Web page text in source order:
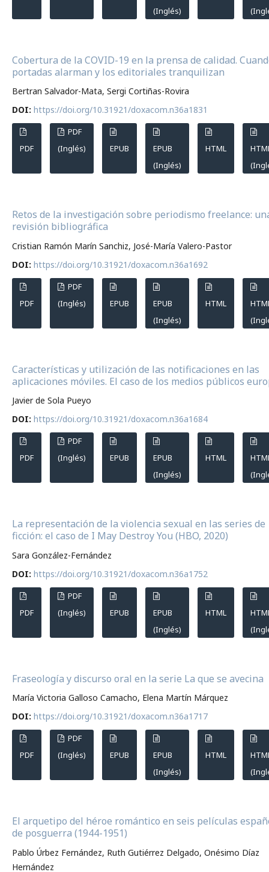
(Inglés)
Cobertura de la COVID-19 en la prensa de calidad.
portadas alarman y los editoriales tranquilizan
Bertran Salvador-Mata, Sergi Cortiñas-Rovira
DOI: https://doi.org/10.31921/doxacom.n36a1831
PDF
PDF
(Inglés)
EPUB
EPUB
(Inglés)
HTML
Retos de la investigación sobre periodismo freelance:
revisión bibliográfica
Cristian Ramón Marín Sanchiz, José-María Valero-Pastor
DOI: https://doi.org/10.31921/doxacom.n36a1692
PDF
PDF
(Inglés)
EPUB
EPUB
(Inglés)
HTML
Características y utilización de las notificaciones en las
aplicaciones móviles. El caso de los medios públicos
Javier de Sola Pueyo
DOI: https://doi.org/10.31921/doxacom.n36a1684
PDF
PDF
(Inglés)
EPUB
EPUB
(Inglés)
HTML
La representación de la violencia sexual en las series de
ficción: el caso de I May Destroy You (HBO, 2020)
Sara González-Fernández
DOI: https://doi.org/10.31921/doxacom.n36a1752
PDF
PDF
(Inglés)
EPUB
EPUB
(Inglés)
HTML
Fraseología y discurso oral en la serie La que se avecina
María Victoria Galloso Camacho, Elena Martín Márquez
DOI: https://doi.org/10.31921/doxacom.n36a1717
PDF
PDF
(Inglés)
EPUB
EPUB
(Inglés)
HTML
El arquetipo del héroe romántico en seis películas
de posguerra (1944-1951)
Pablo Úrbez Fernández, Ruth Gutiérrez Delgado, Onésimo Díaz
Hernández